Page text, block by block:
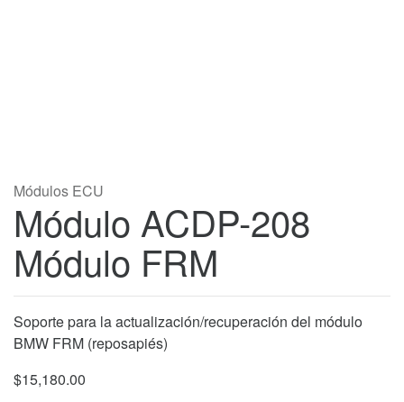
Módulos ECU
Módulo ACDP-208
Módulo FRM
Soporte para la actualización/recuperación del módulo
BMW FRM (reposapiés)
$15,180.00